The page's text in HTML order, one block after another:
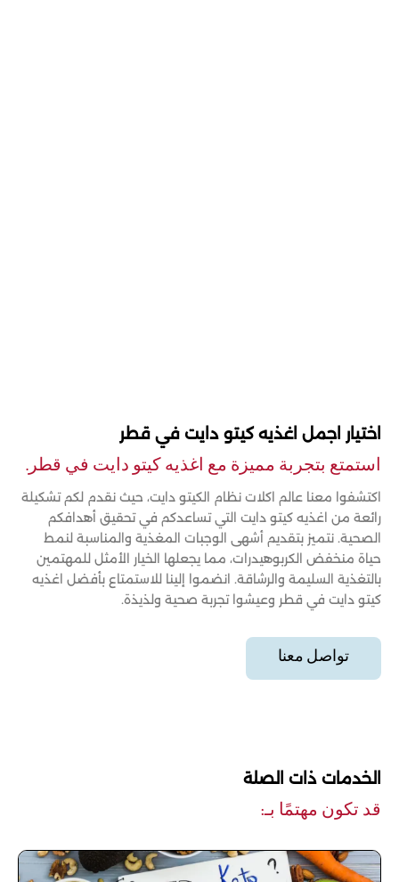
اختيار اجمل اغذيه كيتو دايت في قطر
استمتع بتجربة مميزة مع اغذيه كيتو دايت في قطر.
اكتشفوا معنا عالم اكلات نظام الكيتو دايت، حيث نقدم لكم تشكيلة
رائعة من اغذيه كيتو دايت التي تساعدكم في تحقيق أهدافكم
الصحية. نتميز بتقديم أشهى الوجبات المغذية والمناسبة لنمط
حياة منخفض الكربوهيدرات، مما يجعلها الخيار الأمثل للمهتمين
بالتغذية السليمة والرشاقة. انضموا إلينا للاستمتاع بأفضل اغذيه
كيتو دايت في قطر وعيشوا تجربة صحية ولذيذة.
تواصل معنا
الخدمات ذات الصلة
قد تكون مهتمًا بـ: